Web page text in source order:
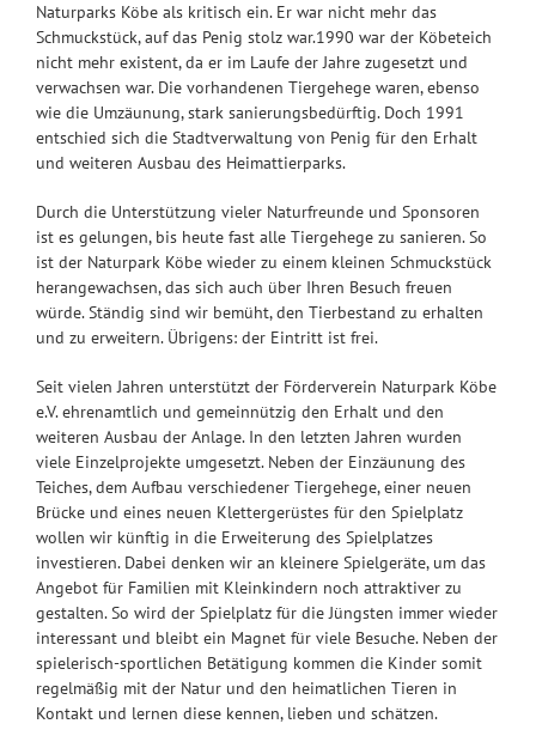
Naturparks Köbe als kritisch ein. Er war nicht mehr das
Schmuckstück, auf das Penig stolz war.1990 war der Köbeteich
nicht mehr existent, da er im Laufe der Jahre zugesetzt und
verwachsen war. Die vorhandenen Tiergehege waren, ebenso
wie die Umzäunung, stark sanierungsbedürftig. Doch 1991
entschied sich die Stadtverwaltung von Penig für den Erhalt
und weiteren Ausbau des Heimattierparks.
Durch die Unterstützung vieler Naturfreunde und Sponsoren
ist es gelungen, bis heute fast alle Tiergehege zu sanieren. So
ist der Naturpark Köbe wieder zu einem kleinen Schmuckstück
herangewachsen, das sich auch über Ihren Besuch freuen
würde. Ständig sind wir bemüht, den Tierbestand zu erhalten
und zu erweitern. Übrigens: der Eintritt ist frei.
Seit vielen Jahren unterstützt der Förderverein Naturpark Köbe
e.V. ehrenamtlich und gemeinnützig den Erhalt und den
weiteren Ausbau der Anlage. In den letzten Jahren wurden
viele Einzelprojekte umgesetzt. Neben der Einzäunung des
Teiches, dem Aufbau verschiedener Tiergehege, einer neuen
Brücke und eines neuen Klettergerüstes für den Spielplatz
wollen wir künftig in die Erweiterung des Spielplatzes
investieren. Dabei denken wir an kleinere Spielgeräte, um das
Angebot für Familien mit Kleinkindern noch attraktiver zu
gestalten. So wird der Spielplatz für die Jüngsten immer wieder
interessant und bleibt ein Magnet für viele Besuche. Neben der
spielerisch-sportlichen Betätigung kommen die Kinder somit
regelmäßig mit der Natur und den heimatlichen Tieren in
Kontakt und lernen diese kennen, lieben und schätzen.